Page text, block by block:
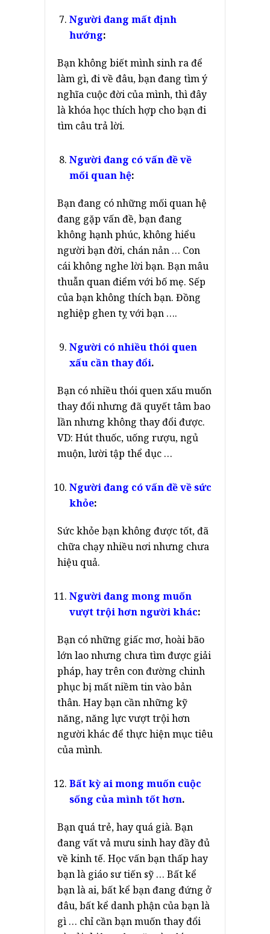
Người đang mất định
hướng:
Bạn không biết mình sinh ra để
làm gì, đi về đâu, bạn đang tìm ý
nghĩa cuộc đời của mình, thì đây
là khóa học thích hợp cho bạn đi
tìm câu trả lời.
Người đang có vấn đề về
mối quan hệ:
Bạn đang có những mối quan hệ
đang gặp vấn đề, bạn đang
không hạnh phúc, không hiểu
người bạn đời, chán nản … Con
cái không nghe lời bạn. Bạn mâu
thuẫn quan điểm với bố mẹ. Sếp
của bạn không thích bạn. Đồng
nghiệp ghen tỵ với bạn ….
Người có nhiều thói quen
xấu cần thay đổi.
Bạn có nhiều thói quen xấu muốn
thay đổi nhưng đã quyết tâm bao
lần nhưng không thay đổi được.
VD: Hút thuốc, uống rượu, ngủ
muộn, lười tập thể dục …
Người đang có vấn đề về sức
khỏe:
Sức khỏe bạn không được tốt, đã
chữa chạy nhiều nơi nhưng chưa
hiệu quả.
Người đang mong muốn
vượt trội hơn người khác:
Bạn có những giấc mơ, hoài bão
lớn lao nhưng chưa tìm được giải
pháp, hay trên con đường chinh
phục bị mất niềm tin vào bản
thân. Hay bạn cần những kỹ
năng, năng lực vượt trội hơn
người khác để thực hiện mục tiêu
của mình.
Bất kỳ ai mong muốn cuộc
sống của mình tốt hơn.
Bạn quá trẻ, hay quá già. Bạn
đang vất vả mưu sinh hay đầy đủ
về kinh tế. Học vấn bạn thấp hay
bạn là giáo sư tiến sỹ … Bất kể
bạn là ai, bất kể bạn đang đứng ở
đâu, bất kể danh phận của bạn là
gì … chỉ cần bạn muốn thay đổi